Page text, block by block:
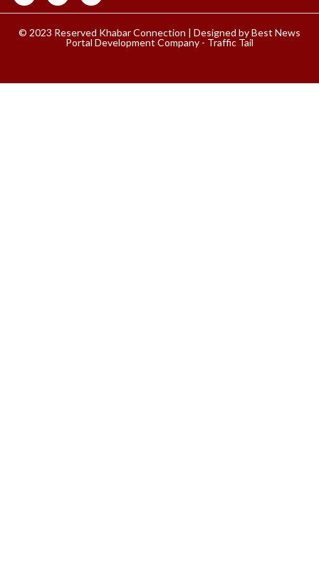
© 2023 Reserved Khabar Connection | Designed byBest News
Portal Development Company - Traffic Tail